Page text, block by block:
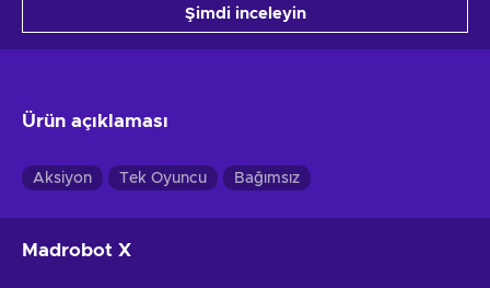
Şimdi inceleyin
Ürün açıklaması
Aksiyon Tek Oyuncu Bağımsız
Madrobot X